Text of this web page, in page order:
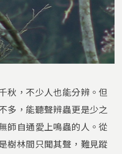
秋，不少人也能分辨。但
多，能聽聲辨蟲更是少之
師自通愛上鳴蟲的人。從
樹林間只聞其聲，難見蹤